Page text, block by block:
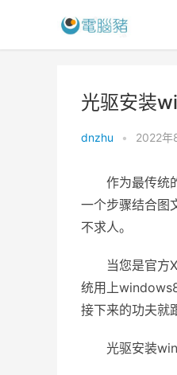
光驱安装
dnzhu • 2022年
作为最传统的
一个步骤结合图
不求人。
当您是官方X
统用上
接下来的功夫就
光驱安装